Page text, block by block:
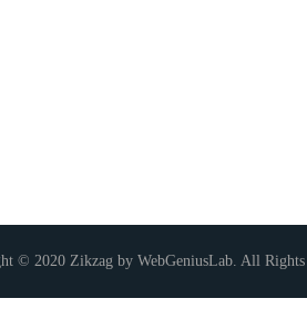
© 2020 Zikzag by WebGeniusLab. All Rights